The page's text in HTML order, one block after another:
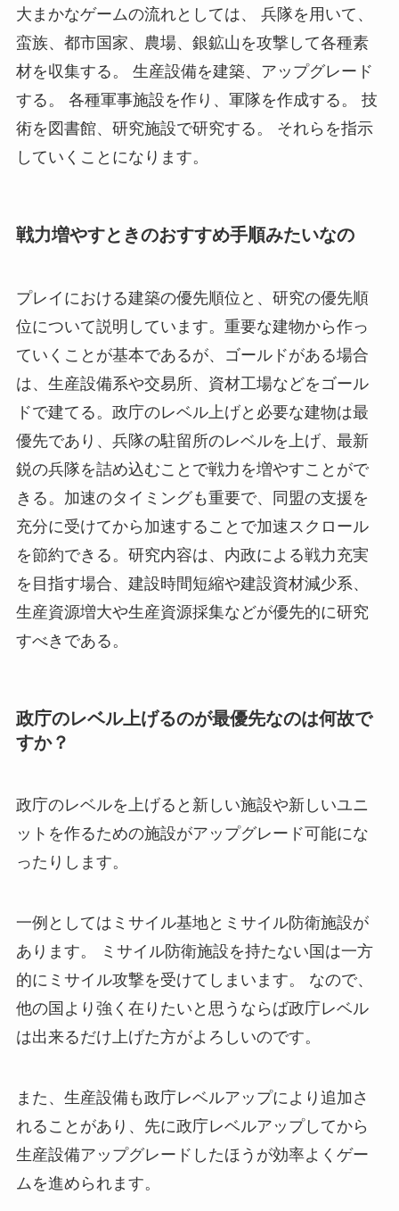
大まかなゲームの流れとしては、 兵隊を用いて、
蛮族、都市国家、農場、銀鉱山を攻撃して各種素
材を収集する。 生産設備を建築、アップグレード
する。 各種軍事施設を作り、軍隊を作成する。 技
術を図書館、研究施設で研究する。 それらを指示
していくことになります。
戦力増やすときのおすすめ手順みたいなの
プレイにおける建築の優先順位と、研究の優先順
位について説明しています。重要な建物から作っ
ていくことが基本であるが、ゴールドがある場合
は、生産設備系や交易所、資材工場などをゴール
ドで建てる。政庁のレベル上げと必要な建物は最
優先であり、兵隊の駐留所のレベルを上げ、最新
鋭の兵隊を詰め込むことで戦力を増やすことがで
きる。加速のタイミングも重要で、同盟の支援を
充分に受けてから加速することで加速スクロール
を節約できる。研究内容は、内政による戦力充実
を目指す場合、建設時間短縮や建設資材減少系、
生産資源増大や生産資源採集などが優先的に研究
すべきである。
政庁のレベル上げるのが最優先なのは何故で
すか？
政庁のレベルを上げると新しい施設や新しいユニ
ットを作るための施設がアップグレード可能にな
ったりします。
一例としてはミサイル基地とミサイル防衛施設が
あります。 ミサイル防衛施設を持たない国は一方
的にミサイル攻撃を受けてしまいます。 なので、
他の国より強く在りたいと思うならば政庁レベル
は出来るだけ上げた方がよろしいのです。
また、生産設備も政庁レベルアップにより追加さ
れることがあり、先に政庁レベルアップしてから
生産設備アップグレードしたほうが効率よくゲー
ムを進められます。